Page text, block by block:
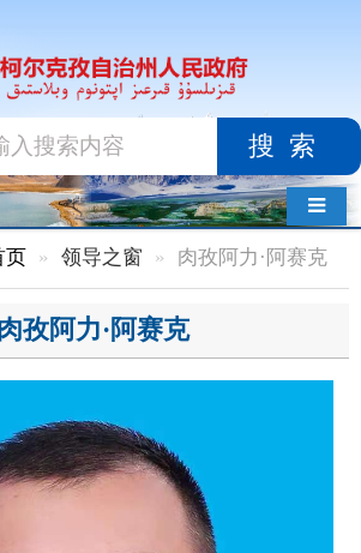
搜索
领导之窗 肉孜阿力·阿赛克
阿力·阿赛克